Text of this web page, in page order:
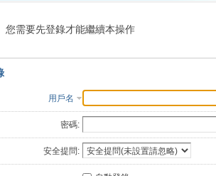
索
您需要先登錄才能繼續本操作
用戶名
密碼:
安全提問: